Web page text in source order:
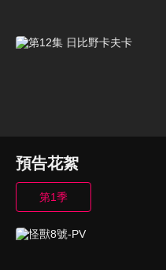
預告花絮
第1季